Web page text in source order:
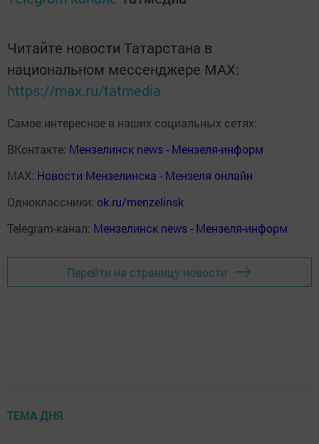
Читайте новости Татарстана в
национальном мессенджере MАХ:
https://max.ru/tatmedia
Самое интересное в наших социальных сетях:
ВКонтакте: Мензелинск news - Мензеля-информ
MAX: Новости Мензелинска - Мензеля онлайн
Одноклассники: ok.ru/menzelinsk
Telegram-канал: Мензелинск news - Мензеля-информ
Перейти на страницу новости
ТЕМА ДНЯ